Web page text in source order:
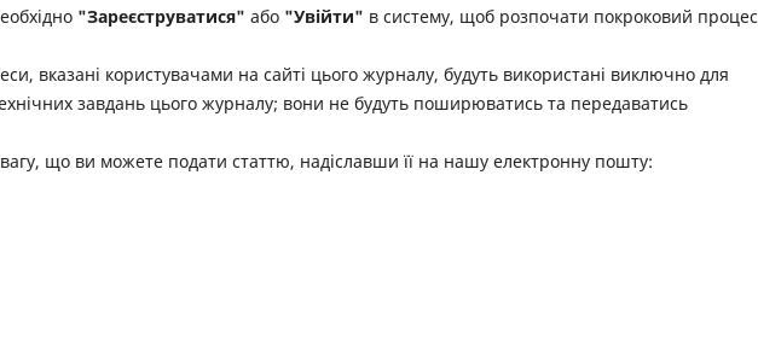
"Зареєструватися" або "Увійти" в систему, щоб розпочати покроковий процес
вказані користувачами на сайті цього журналу, будуть використані виключно для
завдань цього журналу; вони не будуть поширюватись та передаватись
що ви можете подати статтю, надіславши її на нашу електронну пошту: